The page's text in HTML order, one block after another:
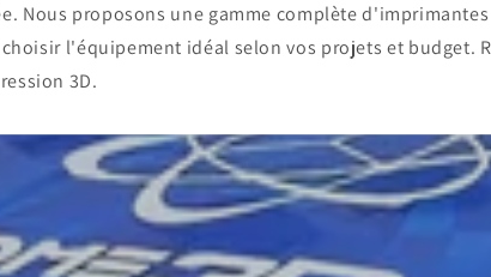
Nous proposons une gamme complète d'imprimantes
l'équipement idéal selon vos projets et budget.
3D.